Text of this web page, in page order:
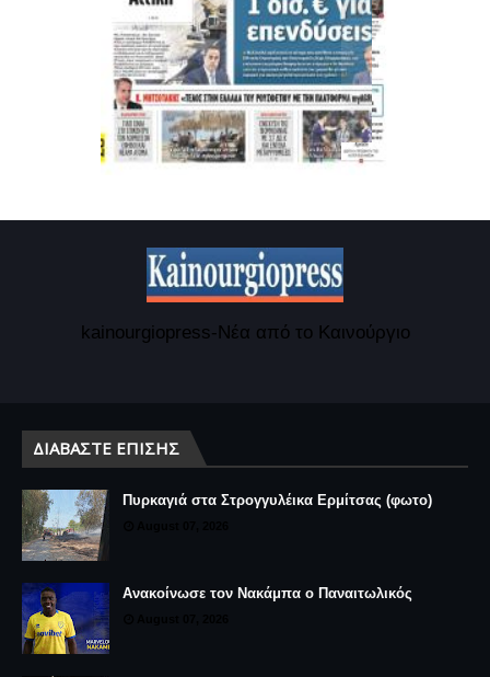
kainourgiopress-Νέα από το Καινούργιο
ΔΙΑΒΆΣΤΕ ΕΠΊΣΗΣ
Πυρκαγιά στα Στρογγυλέικα Ερμίτσας (φωτο)
Ανακοίνωσε τον Νακάμπα ο Παναιτωλικός